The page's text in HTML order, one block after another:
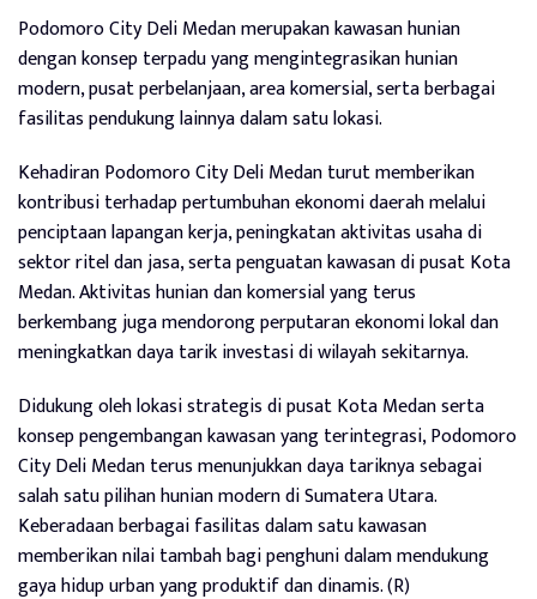
Podomoro City Deli Medan merupakan kawasan hunian
dengan konsep terpadu yang mengintegrasikan hunian
modern, pusat perbelanjaan, area komersial, serta berbagai
fasilitas pendukung lainnya dalam satu lokasi.
Kehadiran Podomoro City Deli Medan turut memberikan
kontribusi terhadap pertumbuhan ekonomi daerah melalui
penciptaan lapangan kerja, peningkatan aktivitas usaha di
sektor ritel dan jasa, serta penguatan kawasan di pusat Kota
Medan. Aktivitas hunian dan komersial yang terus
berkembang juga mendorong perputaran ekonomi lokal dan
meningkatkan daya tarik investasi di wilayah sekitarnya.
Didukung oleh lokasi strategis di pusat Kota Medan serta
konsep pengembangan kawasan yang terintegrasi, Podomoro
City Deli Medan terus menunjukkan daya tariknya sebagai
salah satu pilihan hunian modern di Sumatera Utara.
Keberadaan berbagai fasilitas dalam satu kawasan
memberikan nilai tambah bagi penghuni dalam mendukung
gaya hidup urban yang produktif dan dinamis. (R)